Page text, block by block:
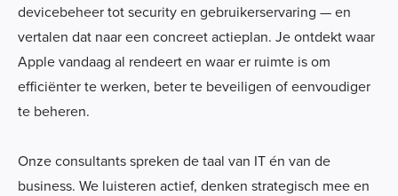
devicebeheer tot security en gebruikerservaring — en
vertalen dat naar een concreet actieplan. Je ontdekt waar
Apple vandaag al rendeert en waar er ruimte is om
efficiënter te werken, beter te beveiligen of eenvoudiger
te beheren.
Onze consultants spreken de taal van IT én van de
business. We luisteren actief, denken strategisch mee en